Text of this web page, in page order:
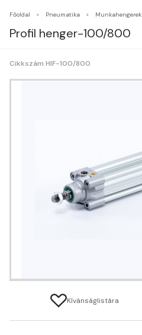
Főoldal Pneumatika Munkahengerek
Profil henger-100/800
Cikkszám HIF-100/800
Kívánságlistára